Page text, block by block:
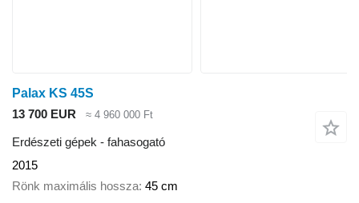
Palax KS 45S
13 700 EUR
≈ 4 960 000 Ft
Erdészeti gépek - fahasogató
2015
Rönk maximális hossza 45 cm